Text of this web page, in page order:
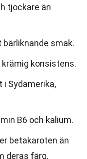
tjockare än
bärliknande smak.
krämig konsistens.
i Sydamerika,
B6 och kalium.
betakaroten än
deras färg.